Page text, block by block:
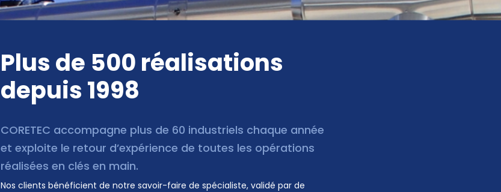
Plus de 500 réalisations
depuis 1998
CORETEC accompagne plus de 60 industriels chaque année
et exploite le retour d’expérience de toutes les opérations
réalisées en clés en main.
Nos clients bénéficient de notre savoir-faire de spécialiste, validé par de